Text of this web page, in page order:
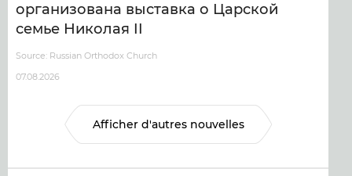
организована выставка о Царской
семье Николая II
Source: Russian Orthodox Church
07.08.2026
Afficher d'autres nouvelles